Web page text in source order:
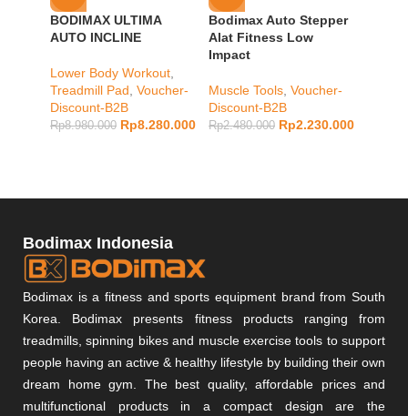
BODIMAX ULTIMA
AUTO INCLINE
Lower Body Workout
Treadmill Pad Voucher-
Discount-B2B
Rp8.980.000 Rp8.280.000
Bodimax Auto Stepper
Alat Fitness Low
Impact
Muscle Tools Voucher-
Discount-B2B
Rp2.480.000 Rp2.230.000
Bodimax Indonesia
Bodimax is a fitness and sports equipment brand from South
Korea. Bodimax presents fitness products ranging from
treadmills, spinning bikes and muscle exercise tools to support
people having an active & healthy lifestyle by building their own
dream home gym. The best quality, affordable prices and
multifunctional products in a compact design are the